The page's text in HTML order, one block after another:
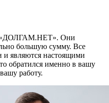
«ДОЛГАМ.НЕТ». Они
большую сумму. Все
являются настоящими
обратился именно в вашу
работу.